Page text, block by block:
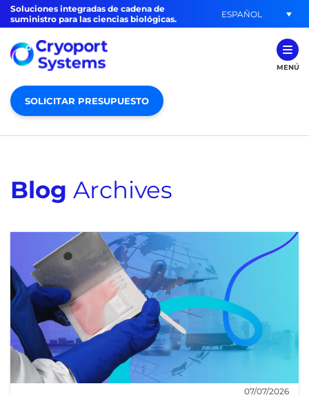
Soluciones integradas de cadena de
suministro para las ciencias biológicas.
ESPAÑOL
MENÚ
SOLICITAR PRESUPUESTO
Blog Archives
07/07/2026